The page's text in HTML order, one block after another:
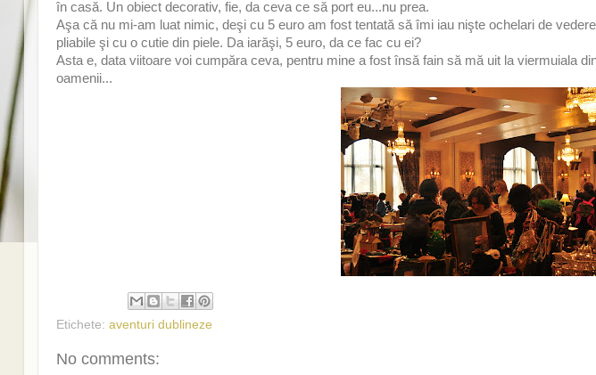
în casă. Un obiect decorativ, fie, da ceva ce să port eu...nu prea.
Aşa că nu mi-am luat nimic, deşi cu 5 euro am fost tentată să îmi iau nişte ochelari de
pliabile şi cu o cutie din piele. Da iarăşi, 5 euro, da ce fac cu ei?
Asta e, data viitoare voi cumpăra ceva, pentru mine a fost însă fain să mă uit la viermuiala
oamenii...
Etichete: aventuri dublineze
No comments: